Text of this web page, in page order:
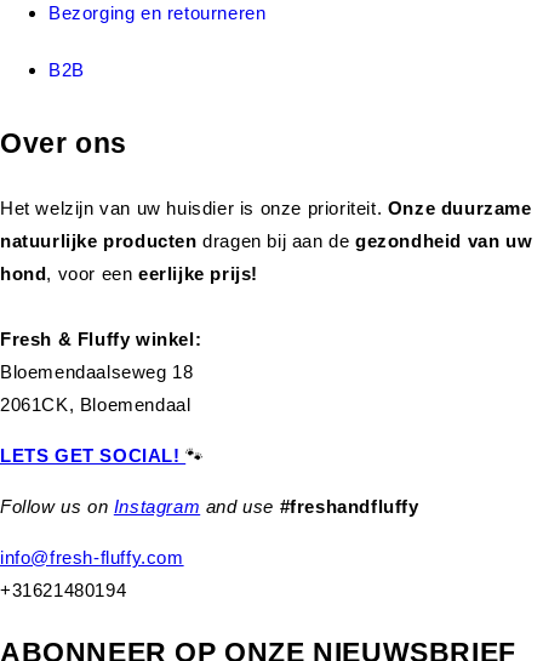
Bezorging en retourneren
B2B
Over ons
Het welzijn van uw huisdier is onze prioriteit. Onze duurzame
natuurlijke productendragen bij aan de gezondheid van uw
hond, voor eeneerlijke prijs!
Fresh & Fluffy winkel:
Bloemendaalseweg 18
2061CK, Bloemendaal
LETS GET SOCIAL!🐾
Follow us on Instagram and use #freshandfluffy
info@fresh-fluffy.com
+31621480194
ABONNEER OP ONZE NIEUWSBRIEF